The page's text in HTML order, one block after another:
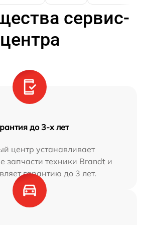
сервис-
центра
до 3-х лет
центр устанавливает
запчасти техники Brandt и
гарантию до 3 лет.